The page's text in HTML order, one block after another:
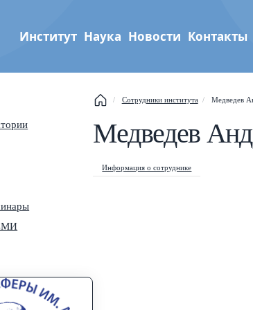
физики атмосферы
Институт Наука Новости Контакты
Сотрудники института Медведев
Медведев
Информация о сотруднике
Search popup